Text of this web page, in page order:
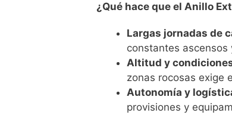
¿Qué hace que el Anillo
Largas jornadas de
constantes ascensos
Altitud y
zonas rocosas exige
Autonomía y
provisiones y